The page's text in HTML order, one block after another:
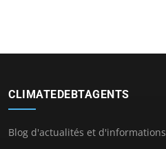
CLIMATEDEBTAGENTS
Blog d'actualités et d'informations